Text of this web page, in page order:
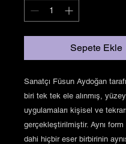
Sepete Ekle
Sanatçı Füsun Aydoğan
biri tek tek ele alınmış, yüzey
uygulamaları kişisel ve
gerçekleştirilmiştir. Aynı form
dahi hiçbir eser birbirinin